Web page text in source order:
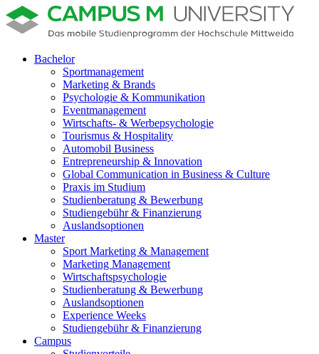
Bachelor
Sportmanagement
Marketing & Brands
Psychologie & Kommunikation
Eventmanagement
Wirtschafts- & Werbepsychologie
Tourismus & Hospitality
Automobil Business
Entrepreneurship & Innovation
Global Communication in Business & Culture
Praxis im Studium
Studienberatung & Bewerbung
Studiengebühr & Finanzierung
Auslandsoptionen
Master
Sport Marketing & Management
Marketing Management
Wirtschaftspsychologie
Studienberatung & Bewerbung
Auslandsoptionen
Experience Weeks
Studiengebühr & Finanzierung
Campus